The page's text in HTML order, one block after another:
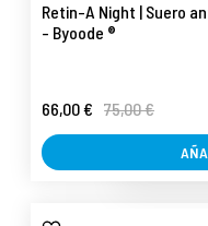
Retin-A Night | Suero
- Byoode ®
66,00 € 75,00 €